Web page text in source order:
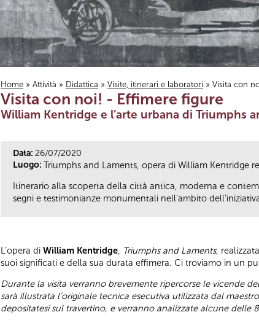
Tu sei qui
Home » Attività » Didattica » Visite, itinerari e laboratori » Visita con
Visita con noi! - Effimere figure
William Kentridge e l’arte urbana di Triumphs
Data: 26/07/2020
Luogo: Triumphs and Laments, opera di William Kentridge
Itinerario alla scoperta della città antica, moderna e
segni e testimonianze monumentali nell'ambito
L’opera di William Kentridge Triumphs and Laments,
suoi significati e della sua durata effimera. Ci troviamo in un
Durante la visita verranno brevemente ripercorse le vicende
sarà illustrata l’originale tecnica esecutiva utilizzata dal
depositatesi sul travertino, e verranno analizzate alcune delle